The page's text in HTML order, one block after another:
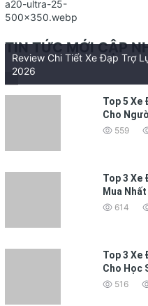
TIN TỨC MỚI CẬP
Review Chi Tiết Xe Đạp Trợ
2026
Top 5 Xe
Cho
559
Top 3 Xe
Mua
614
Top 3 Xe
Cho Học
516